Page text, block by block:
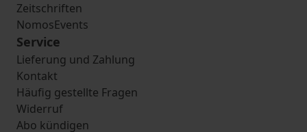
Zeitschriften
NomosEvents
Service
Lieferung und Zahlung
Kontakt
Häufig gestellte Fragen
Widerruf
Abo kündigen